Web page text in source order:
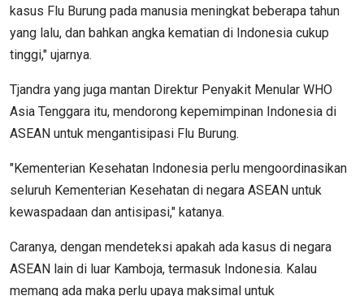
kasus Flu Burung pada manusia meningkat beberapa tahun
yang lalu, dan bahkan angka kematian di Indonesia cukup
tinggi," ujarnya.
Tjandra yang juga mantan Direktur Penyakit Menular WHO
Asia Tenggara itu, mendorong kepemimpinan Indonesia di
ASEAN untuk mengantisipasi Flu Burung.
"Kementerian Kesehatan Indonesia perlu mengoordinasikan
seluruh Kementerian Kesehatan di negara ASEAN untuk
kewaspadaan dan antisipasi," katanya.
Caranya, dengan mendeteksi apakah ada kasus di negara
ASEAN lain di luar Kamboja, termasuk Indonesia. Kalau
memang ada maka perlu upaya maksimal untuk